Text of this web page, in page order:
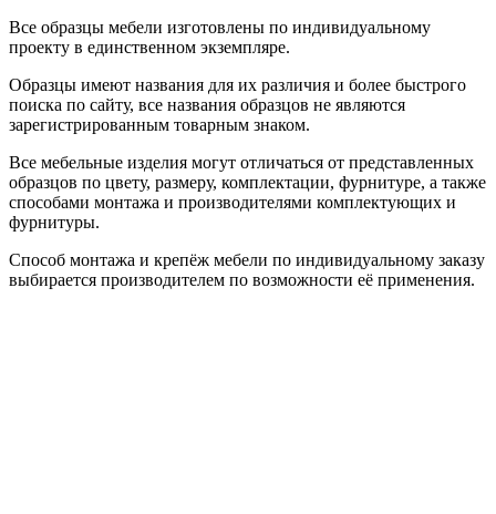
Все образцы мебели изготовлены по индивидуальному
проекту в единственном экземпляре.
Образцы имеют названия для их различия и более быстрого
поиска по сайту, все названия образцов не являются
зарегистрированным товарным знаком.
Все мебельные изделия могут отличаться от представленных
образцов по цвету, размеру, комплектации, фурнитуре, а также
способами монтажа и производителями комплектующих и
фурнитуры.
Способ монтажа и крепёж мебели по индивидуальному заказу
выбирается производителем по возможности её применения.